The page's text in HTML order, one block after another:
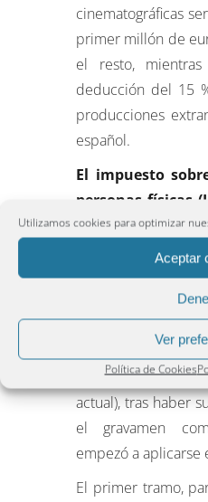
Utilizamos cookies para optimizar
Aceptar
Ver
Política de Cookies
cinematográficas
primer millón de
el resto,
deducción del 15
producciones
español.
El impuesto
personas físicas
reduce los
a cinco y se
fases (una en
Cuando esté
2016, el tipo
el 19 % (frente al
máximo en el 45
actual), tras haber
el gravamen
empezó a aplicarse
El primer tramo,